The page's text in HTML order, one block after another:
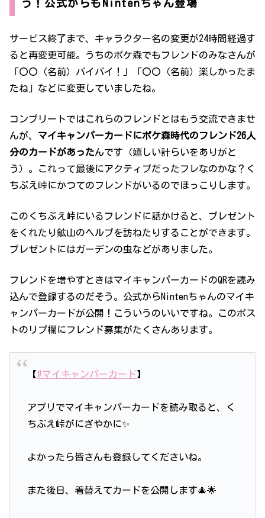
う！公式からもNintenちゃん登場
サービス終了まで、キャラクター名の変更が24時間経過す
ると再変更可能。うちのポケ森でもフレンドのみなさんが
「〇〇（名前）バイバイ！」「〇〇（名前）楽しかったま
たね」などに変更していましたね。
コンプリートではこれらのフレンドとはもう交流できませ
んが、 マイキャンパーカードにポケ森時代のフレンド26人
分のカードがあったんです（嬉しい計らいをありがと
う）。これって最後にアクティブだったフレなのかな？く
ちぶえ峠にかつてのフレンドがいるのでほっこりします。
このくちぶえ峠にいるフレンドに話かけると、プレゼント
をくれたり鉱山のヘルプを訪ねたりすることができます。
プレゼントにはガーデンの虫などがありました。
フレンドを増やすときはマイキャンパーカードのQRを読み
込んで登録するのだそう。公式からNintenちゃんのマイキ
ャンパーカードが公開！こういうのいいですね。このポス
トのリプ欄にフレンド募集がたくさんあります。
【#マイキャンパーカード 】
アプリでマイキャンパーカードを読み取ると、く
ちぶえ峠がにぎやかに✨
よかったら皆さんも登録してくださいね。
また後日、着替えてカードを公開します🎄🌟